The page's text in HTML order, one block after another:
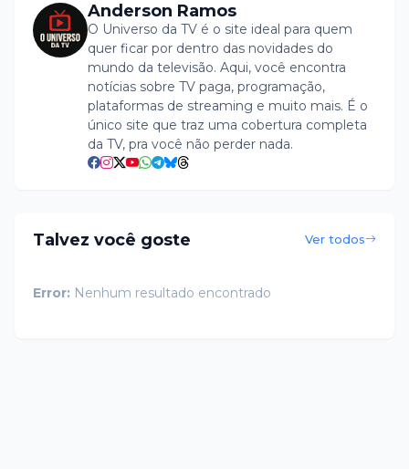
Anderson Ramos
O Universo da TV é o site ideal para quem
quer ficar por dentro das novidades do
mundo da televisão. Aqui, você encontra
notícias sobre TV paga, programação,
plataformas de streaming e muito mais. É o
único site que traz uma cobertura completa
da TV, pra você não perder nada.
Talvez você goste Ver todos
Error: Nenhum resultado encontrado